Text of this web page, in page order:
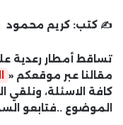
✍️ كتب: كريم محمود
مقالنا عبر موقعكم «
كافة الاسئلة،
الموضوع ..فتابعو